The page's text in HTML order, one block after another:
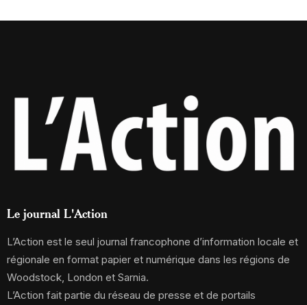
Le journal L'Action
L’Action est le seul journal francophone d’information locale et
régionale en format papier et numérique dans les régions de
Woodstock, London et Sarnia.
L’Action fait partie du réseau de presse et de portails